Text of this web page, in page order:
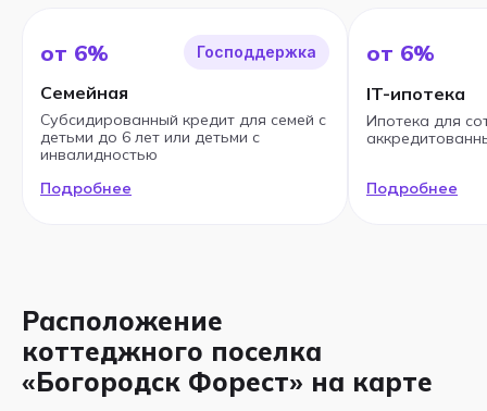
от 6% Господдержка
Семейная
Субсидированный кредит для семей с
детьми до 6 лет или детьми с
инвалидностью
Подробнее
от 6%
IT-ипотека
Ипотека для
Подробнее
Расположение
коттеджного поселка
«Богородск Форест» на карте